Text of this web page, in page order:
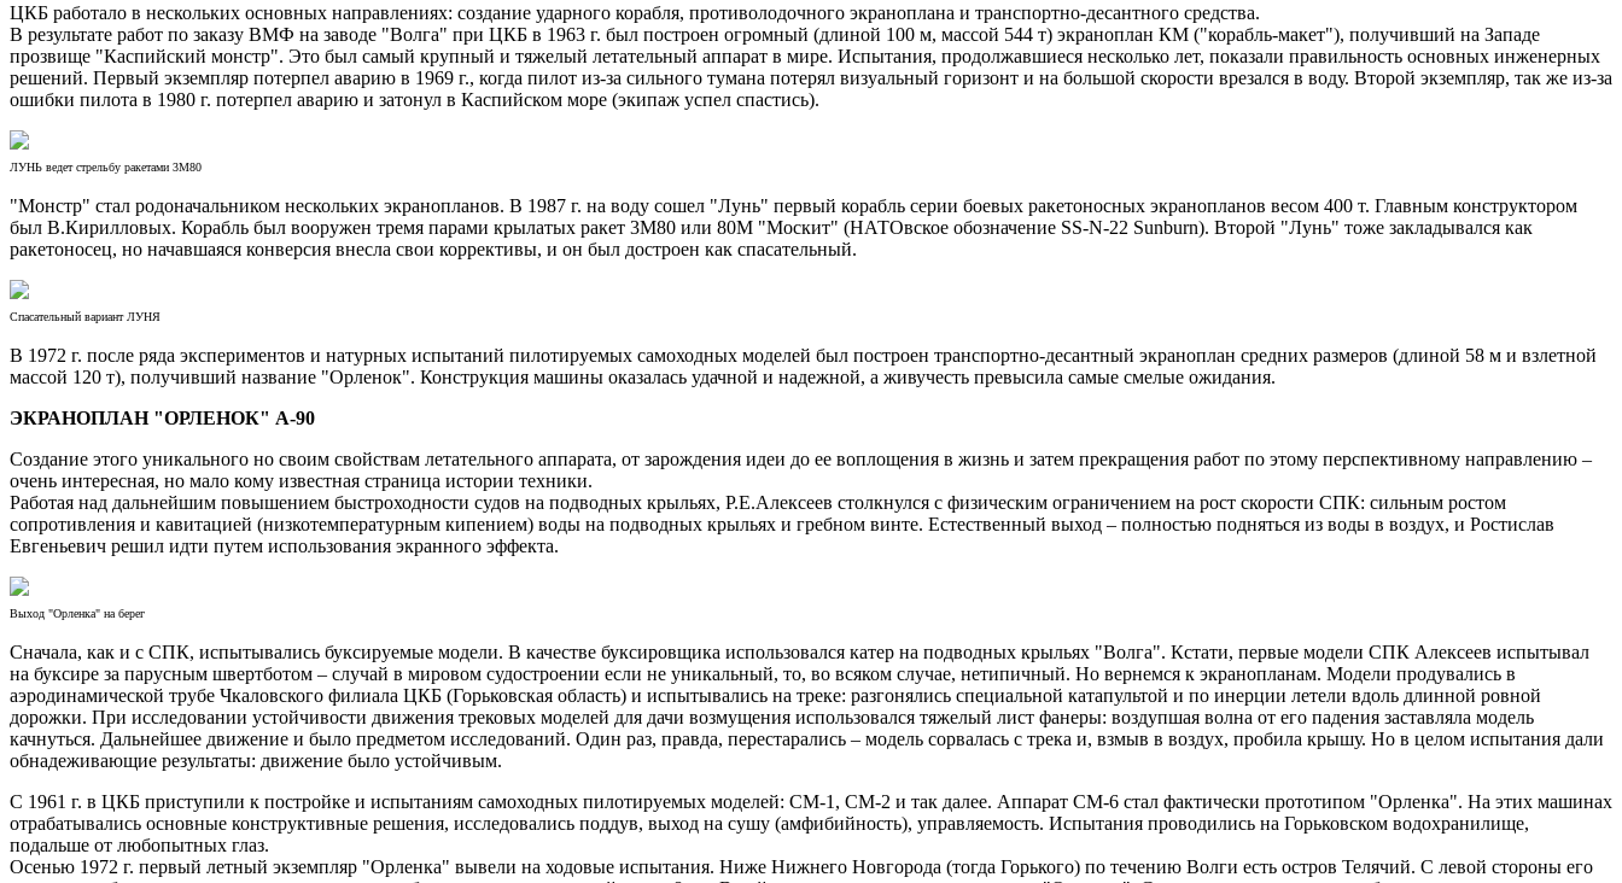
ЦКБ работало в нескольких основных направлениях: создание ударного корабля, противолодочного экраноплана и транспортно-десантного средства.
В результате работ по заказу ВМФ на заводе "Волга" при ЦКБ в 1963 г. был построен огромный (длиной 100 м, массой 544 т) экраноплан КМ ("корабль-макет"), получивший на Западе
прозвище "Каспийский монстр". Это был самый крупный и тяжелый летательный аппарат в мире. Испытания, продолжавшиеся несколько лет, показали правильность основных инженерных
решений. Первый экземпляр потерпел аварию в 1969 г., когда пилот из-за сильного тумана потерял визуальный горизонт и на большой скорости врезался в воду. Второй экземпляр, так же из-за
ошибки пилота в 1980 г. потерпел аварию и затонул в Каспийском море (экипаж успел спастись).
ЛУНЬ ведет стрельбу ракетами 3М80
"Монстр" стал родоначальником нескольких экранопланов. В 1987 г. на воду сошел "Лунь" первый корабль серии боевых ракетоносных экранопланов весом 400 т. Главным конструктором
был В.Кирилловых. Корабль был вооружен тремя парами крылатых ракет 3М80 или 80М "Москит" (НАТОвское обозначение SS-N-22 Sunburn). Второй "Лунь" тоже закладывался как
ракетоносец, но начавшаяся конверсия внесла свои коррективы, и он был достроен как спасательный.
Спасательный вариант ЛУНЯ
В 1972 г. после ряда экспериментов и натурных испытаний пилотируемых самоходных моделей был построен транспортно-десантный экраноплан средних размеров (длиной 58 м и взлетной
массой 120 т), получивший название "Орленок". Конструкция машины оказалась удачной и надежной, а живучесть превысила самые смелые ожидания.
ЭКРАНОПЛАН "ОРЛЕНОК" А-90
Создание этого уникального но своим свойствам летательного аппарата, от зарождения идеи до ее воплощения в жизнь и затем прекращения работ по этому перспективному направлению –
очень интересная, но мало кому известная страница истории техники.
Работая над дальнейшим повышением быстроходности судов на подводных крыльях, Р.Е.Алексеев столкнулся с физическим ограничением на рост скорости СПК: сильным ростом
сопротивления и кавитацией (низкотемпературным кипением) воды на подводных крыльях и гребном винте. Естественный выход – полностью подняться из воды в воздух, и Ростислав
Евгеньевич решил идти путем использования экранного эффекта.
Выход "Орленка" на берег
Сначала, как и с СПК, испытывались буксируемые модели. В качестве буксировщика использовался катер на подводных крыльях "Волга". Кстати, первые модели СПК Алексеев испытывал
на буксире за парусным швертботом – случай в мировом судостроении если не уникальный, то, во всяком случае, нетипичный. Но вернемся к экранопланам. Модели продувались в
аэродинамической трубе Чкаловского филиала ЦКБ (Горьковская область) и испытывались на треке: разгонялись специальной катапультой и по инерции летели вдоль длинной ровной
дорожки. При исследовании устойчивости движения трековых моделей для дачи возмущения использовался тяжелый лист фанеры: воздупшая волна от его падения заставляла модель
качнуться. Дальнейшее движение и было предметом исследований. Один раз, правда, перестарались – модель сорвалась с трека и, взмыв в воздух, пробила крышу. Но в целом испытания дали
обнадеживающие результаты: движение было устойчивым.
С 1961 г. в ЦКБ приступили к постройке и испытаниям самоходных пилотируемых моделей: СМ-1, СМ-2 и так далее. Аппарат СМ-6 стал фактически прототипом "Орленка". На этих машинах
отрабатывались основные конструктивные решения, исследовались поддув, выход на сушу (амфибийность), управляемость. Испытания проводились на Горьковском водохранилище,
подальше от любопытных глаз.
Осенью 1972 г. первый летный экземпляр "Орленка" вывели на ходовые испытания. Ниже Нижнего Новгорода (тогда Горького) по течению Волги есть остров Телячий. С левой стороны его